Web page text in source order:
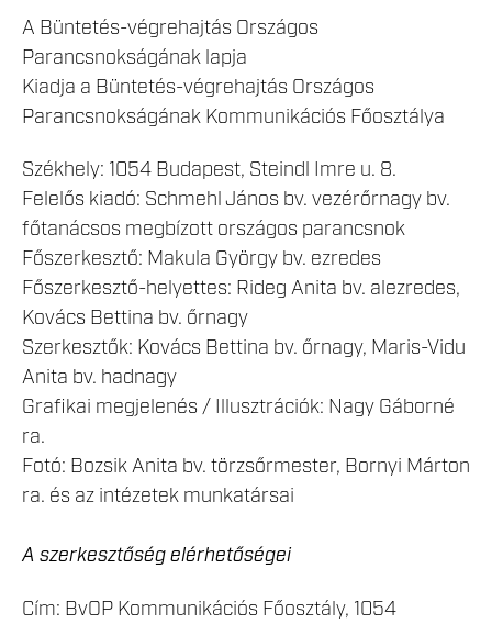
A Büntetés-végrehajtás Országos
Parancsnokságának lapja
Kiadja a Büntetés-végrehajtás Országos
Parancsnokságának Kommunikációs Főosztálya
Székhely: 1054 Budapest, Steindl Imre u. 8.
Felelős kiadó: Schmehl János bv. vezérőrnagy bv.
főtanácsos megbízott országos parancsnok
Főszerkesztő: Makula György bv. ezredes
Főszerkesztő-helyettes: Rideg Anita bv. alezredes,
Kovács Bettina bv. őrnagy
Szerkesztők: Kovács Bettina bv. őrnagy, Maris-Vidu
Anita bv. hadnagy
Grafikai megjelenés / Illusztrációk: Nagy Gáborné
ra.
Fotó: Bozsik Anita bv. törzsőrmester, Bornyi Márton
ra. és az intézetek munkatársai
A szerkesztőség elérhetőségei
Cím: BvOP Kommunikációs Főosztály, 1054